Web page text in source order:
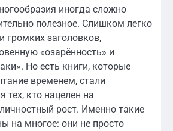
иногда сложно
полезное. Слишком легко
громких заголовков,
«озарённость» и
Но есть книги, которые
временем, стали
тех, кто нацелен на
рост. Именно такие
на многое: они не просто